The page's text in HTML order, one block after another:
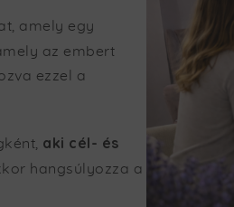
amely egy
az embert
ezzel a
aki cél- és
hangsúlyozza a